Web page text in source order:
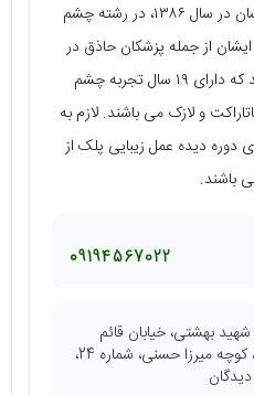
این دانشگاه سپری نمودند.ایشان در سال ۱۳۸۶، در رشته چشم
از جمله پزشکان حاذق در
حوزه ی چشم پزشکی هستند که دارای ۱۹ سال تجربه چشم
و لازک می باشند. لازم به
دوره دیده عمل زیبایی پلک از
باشند.
09194567022
شهيد بهشتی، خيابان قائم
مقام فراهانی، كوچه ميرزا حسنی، شماره 24،